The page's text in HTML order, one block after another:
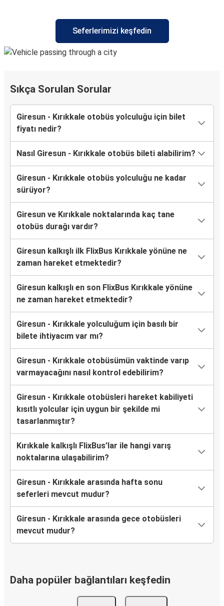
Seferlerimizi keşfedin
Sıkça Sorulan Sorular
Giresun - Kırıkkale otobüs yolculuğu için bilet
fiyatı nedir?
Nasıl Giresun - Kırıkkale otobüs bileti alabilirim?
Giresun - Kırıkkale otobüs yolculuğu ne kadar
sürüyor?
Giresun ve Kırıkkale noktalarında kaç tane
otobüs durağı vardır?
Giresun kalkışlı ilk FlixBus Kırıkkale yönüne ne
zaman hareket etmektedir?
Giresun kalkışlı en son FlixBus Kırıkkale yönüne
ne zaman hareket etmektedir?
Giresun - Kırıkkale yolculuğum için basılı bir
bilete ihtiyacım var mı?
Giresun - Kırıkkale otobüsümün vaktinde varıp
varmayacağını nasıl kontrol edebilirim?
Giresun - Kırıkkale otobüsleri hareket kabiliyeti
kısıtlı yolcular için uygun bir şekilde mi
tasarlanmıştır?
Kırıkkale kalkışlı FlixBus’lar ile hangi varış
noktalarına ulaşabilirim?
Giresun - Kırıkkale arasında hafta sonu
seferleri mevcut mudur?
Giresun - Kırıkkale arasında gece otobüsleri
mevcut mudur?
Daha popüler bağlantıları keşfedin